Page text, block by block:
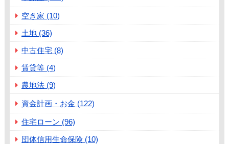
空き家 (10)
土地 (36)
中古住宅 (8)
賃貸等 (4)
農地法 (9)
資金計画・お金 (122)
住宅ローン (96)
団体信用生命保険 (10)